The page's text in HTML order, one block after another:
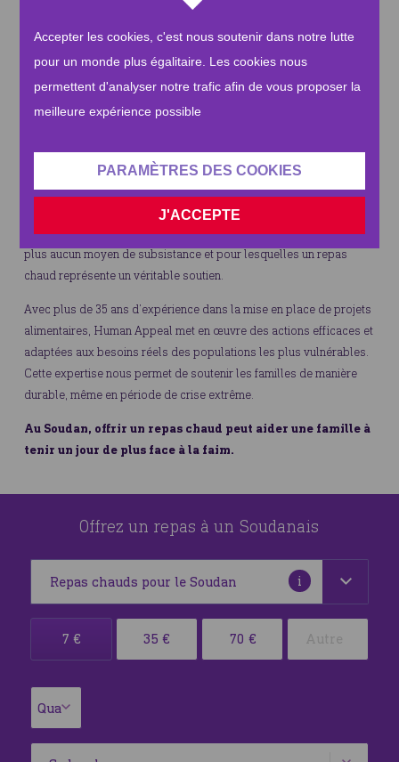
Accepter les cookies, c'est nous soutenir dans notre lutte
pour un monde plus égalitaire. Les cookies nous
permettent d'analyser notre trafic afin de vous proposer la
meilleure expérience possible
PARAMÈTRES DES COOKIES
J'ACCEPTE
place cuisinent et servent ces repas dans les hôpitaux et au sein
des communautés les plus touchées, là où la faim frappe le plus
durement.
Pourquoi soutenir Human Appeal ?
Soudan, où elle apporte une aide vitale :alimentation, eau
potable, soins médicaux et assistance d’urgence, même
dans les zones les plus difficiles d’accès. Grâce à nos équipes
locales, nous pouvons atteindre rapidement les familles qui n’ont
plus aucun moyen de subsistance et pour lesquelles un repas
chaud représente un véritable soutien.
Avec plus de 35 ans d’expérience dans la mise en place de projets
alimentaires, Human Appeal met en œuvre des actions efficaces et
adaptées aux besoins réels des populations les plus vulnérables.
Cette expertise nous permet de soutenir les familles de manière
durable, même en période de crise extrême.
Au Soudan, offrir un repas chaud peut aider une famille à
tenir un jour de plus face à la faim.
Offrez un repas à un Soudanais
Plus
d'informations
i
ainsi
que
le
7 € 35 € 70 €
et
paramètres
la